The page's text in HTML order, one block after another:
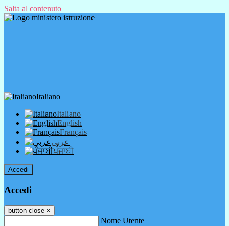
Salta al contenuto
Italiano
Italiano
English
Français
عربى
ਪੰਜਾਬੀ
Accedi
Accedi
button close ×
Nome Utente